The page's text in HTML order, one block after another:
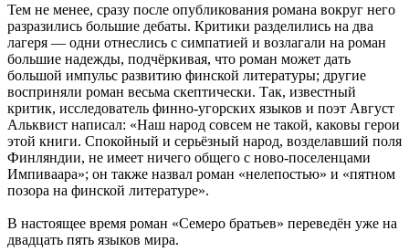
Тем не менее, сразу после опубликования романа вокруг него
разразились большие дебаты. Критики разделились на два
лагеря — одни отнеслись с симпатией и возлагали на роман
большие надежды, подчёркивая, что роман может дать
большой импульс развитию финской литературы; другие
восприняли роман весьма скептически. Так, известный
критик, исследователь финно-угорских языков и поэт Август
Альквист написал: «Наш народ совсем не такой, каковы герои
этой книги. Спокойный и серьёзный народ, возделавший поля
Финляндии, не имеет ничего общего с ново-поселенцами
Импиваара»; он также назвал роман «нелепостью» и «пятном
позора на финской литературе».
В настоящее время роман «Семеро братьев» переведён уже на
двадцать пять языков мира.